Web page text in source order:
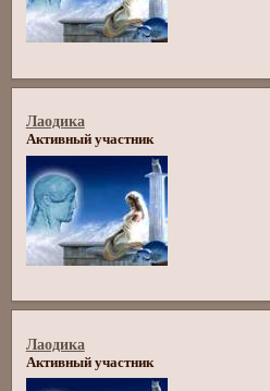
Лаодика
Активный участник
Лаодика
Активный участник